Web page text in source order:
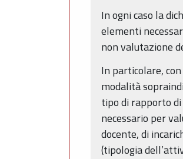
In ogni caso la
elementi
non valutazione
In particolare,
modalità
tipo di rapporto
necessario per
docente, di
(tipologia